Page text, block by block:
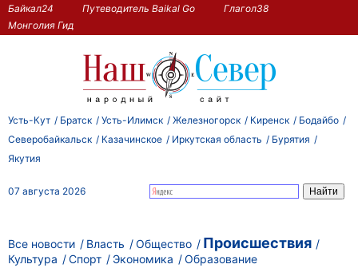
Байкал24 Путеводитель Baikal Go
Глагол38
Монголия Гид
Усть-Кут Братск Усть-Илимск Железногорск Киренск
Бодайбо
Северобайкальск
Казачинское Иркутская область
Бурятия
Якутия
07 августа 2026
Все новости Власть Общество Происшествия
Культура Спорт Экономика Образование